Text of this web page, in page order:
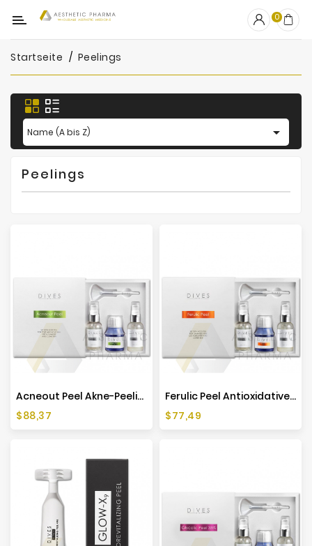
Kategorie
OUTLET
Fillers
Biostimulatoren
Mesotherapie
Peelings
Hersteller
0
Startseite Peelings
Name (A bis Z) 
Peelings
Acneout Peel Akne-Peeling-Set - 50ml
Preis
$88,37
Ferulic Peel Antioxidatives Peeling-Set - 50ml
Preis
$77,49